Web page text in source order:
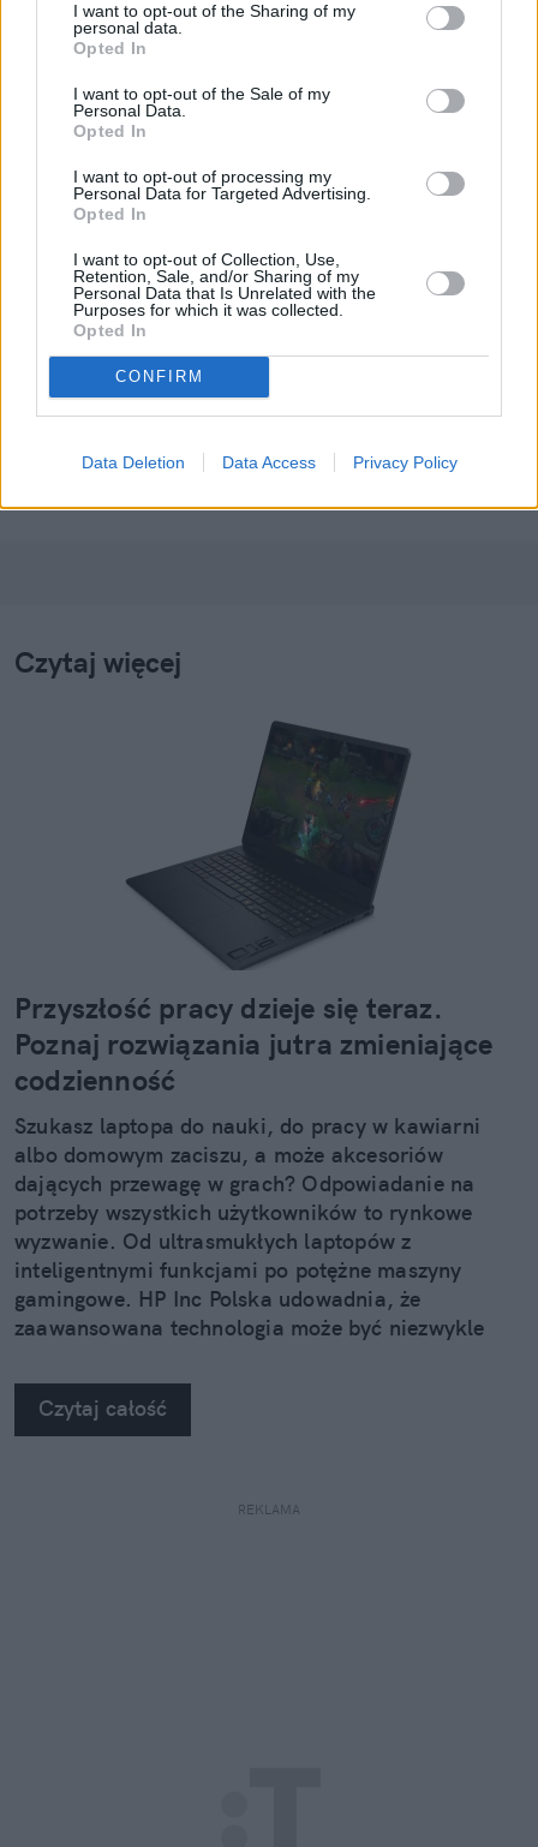
I want to opt-out of the Sharing of my
personal data.
Opted In
I want to opt-out of the Sale of my
Personal Data.
Opted In
I want to opt-out of processing my
Personal Data for Targeted Advertising.
Opted In
I want to opt-out of Collection, Use,
Retention, Sale, and/or Sharing of my
Personal Data that Is Unrelated with the
Purposes for which it was collected.
Opted In
CONFIRM
Data Deletion Data Access Privacy Policy
Więcej:
Kino Dzieci Rodzice
popkultura
Disney+ Plus
Zuzanna Tomaszewicz
Obserwuj
zuzanna.tomaszewicz@natemat.pl
Czytaj więcej
Przyszłość pracy dzieje się teraz.
Poznaj rozwiązania jutra zmieniające
codzienność
Szukasz laptopa do nauki, do pracy w kawiarni
albo domowym zaciszu, a może akcesoriów
dających przewagę w grach? Odpowiadanie na
potrzeby wszystkich użytkowników to rynkowe
wyzwanie. Od ultrasmukłych laptopów z
inteligentnymi funkcjami po potężne maszyny
gamingowe. HP Inc Polska udowadnia, że
zaawansowana technologia może być niezwykle
Czytaj całość
REKLAMA